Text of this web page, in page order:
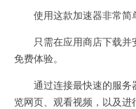
使用这款加速器非常简
只需在应用商店下载并
免费体验。
通过连接最快速的服务
览网页、观看视频，以及进